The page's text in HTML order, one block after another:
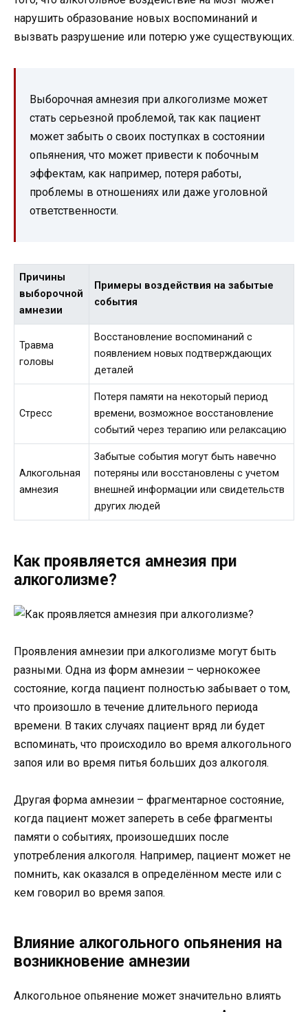
нарушить образование новых воспоминаний и
вызвать разрушение или потерю уже существующих.
Выборочная амнезия при алкоголизме может
стать серьезной проблемой, так как пациент
может забыть о своих поступках в состоянии
опьянения, что может привести к побочным
эффектам, как например, потеря работы,
проблемы в отношениях или даже уголовной
ответственности.
Причины
выборочной
амнезии
Примеры воздействия на забытые
события
Травма
головы
Восстановление воспоминаний с
появлением новых подтверждающих
деталей
Стресс
Потеря памяти на некоторый период
времени, возможное восстановление
событий через терапию или релаксацию
Алкогольная
амнезия
Забытые события могут быть навечно
потеряны или восстановлены с учетом
внешней информации или свидетельств
других людей
Как проявляется амнезия при
алкоголизме?
Проявления амнезии при алкоголизме могут быть
разными. Одна из форм амнезии – чернокожее
состояние, когда пациент полностью забывает о том,
что произошло в течение длительного периода
времени. В таких случаях пациент вряд ли будет
вспоминать, что происходило во время алкогольного
запоя или во время питья больших доз алкоголя.
Другая форма амнезии – фрагментарное состояние,
когда пациент может запереть в себе фрагменты
памяти о событиях, произошедших после
употребления алкоголя. Например, пациент может не
помнить, как оказался в определённом месте или с
кем говорил во время запоя.
Влияние алкогольного опьянения на
возникновение амнезии
Алкогольное опьянение может значительно влиять